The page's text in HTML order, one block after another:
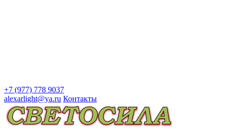
+7 (977) 778 9037
alexarlight@ya.ru Контакты